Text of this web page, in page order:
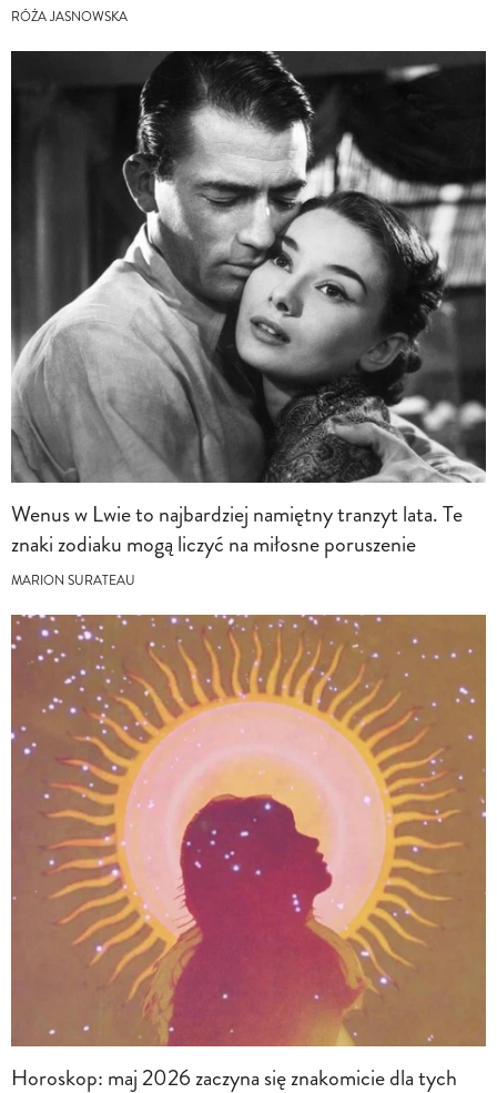
RÓŻA JASNOWSKA
Wenus w Lwie to najbardziej namiętny tranzyt lata. Te
znaki zodiaku mogą liczyć na miłosne poruszenie
MARION SURATEAU
Horoskop: maj 2026 zaczyna się znakomicie dla tych